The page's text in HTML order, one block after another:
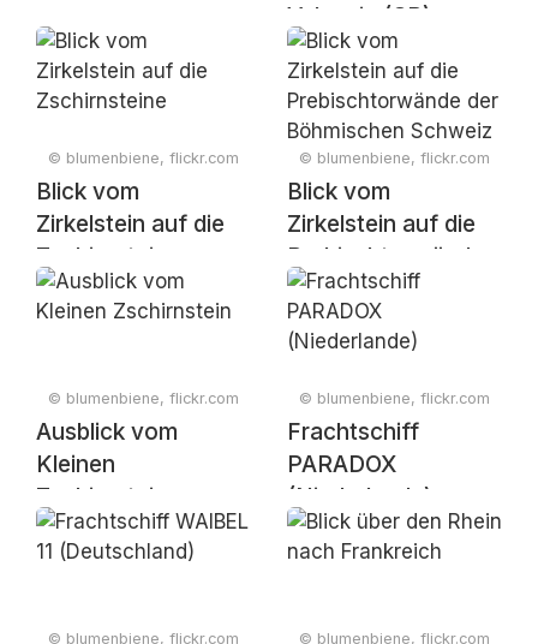
Valencia (SP) ➔
Berlin (DE)
© blumenbiene, flickr.com
Blick vom
Zirkelstein auf die
Zschirnsteine
© blumenbiene, flickr.com
Blick vom
Zirkelstein auf die
Prebischtorwände
der Böhmischen
Schweiz
© blumenbiene, flickr.com
Ausblick vom
Kleinen
Zschirnstein
© blumenbiene, flickr.com
Frachtschiff
PARADOX
(Niederlande)
© blumenbiene, flickr.com © blumenbiene, flickr.com